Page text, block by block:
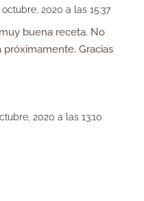
octubre, 2020 a las 15:37
buena receta. No
Gracias
2020 a las 13:10